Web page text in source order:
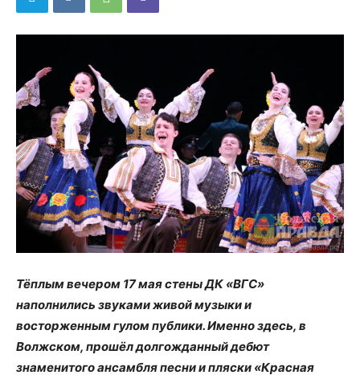
Тёплым вечером 17 мая стены ДК «ВГС»
наполнились звуками живой музыки и
восторженным гулом публики. Именно здесь, в
Волжском, прошёл долгожданный дебют
знаменитого ансамбля песни и пляски «Красная